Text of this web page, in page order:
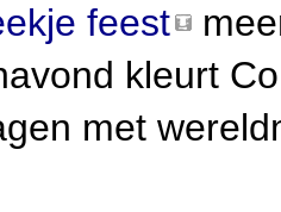
feest
kleurt
met